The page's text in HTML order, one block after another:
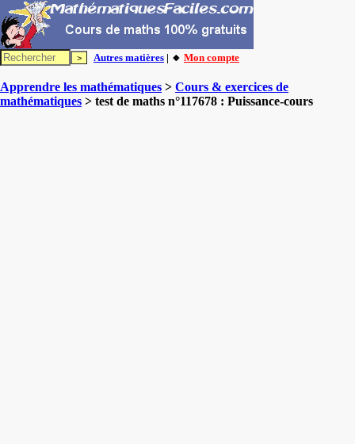
Autres matières | 🔸 Mon compte
Apprendre les mathématiques > Cours & exercices de
mathématiques > test de maths n°117678 : Puissance-cours